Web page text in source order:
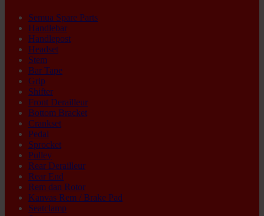
Semua Spare Parts
Handlebar
Handlepost
Headset
Stem
Bar Tape
Grip
Shifter
Front Derailleur
Bottom Bracket
Crankset
Pedal
Sprocket
Pulley
Rear Derailleur
Rear End
Rem dan Rotor
Kanvas Rem / Brake Pad
Seatclamp